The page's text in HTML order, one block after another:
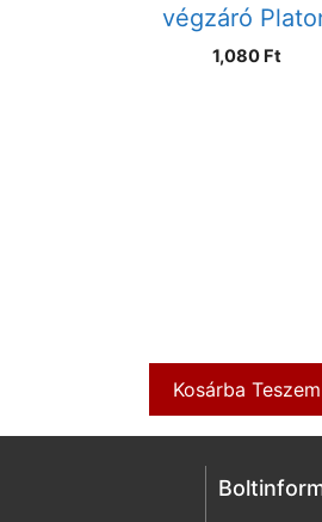
végzáró
1,080 Ft
Kosárba Teszem